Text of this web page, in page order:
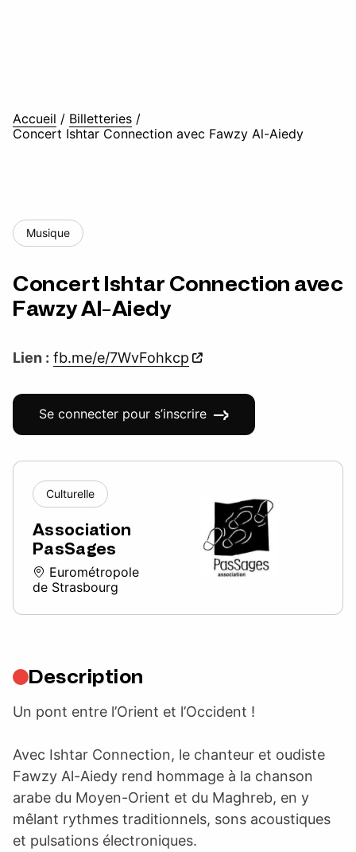
Accueil / Billetteries /
Concert Ishtar Connection avec Fawzy Al-Aiedy
Musique
Concert Ishtar Connection avec
Fawzy Al-Aiedy
Lien : fb.me/e/7WvFohkcp
Se connecter pour s’inscrire
Culturelle
Association
PasSages
Eurométropole
de Strasbourg
Description
Un pont entre l’Orient et l’Occident !
Avec Ishtar Connection, le chanteur et oudiste
Fawzy Al-Aiedy rend hommage à la chanson
arabe du Moyen-Orient et du Maghreb, en y
mêlant rythmes traditionnels, sons acoustiques
et pulsations électroniques.